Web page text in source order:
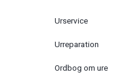
Urservice
Urreparation
Ordbog om ure